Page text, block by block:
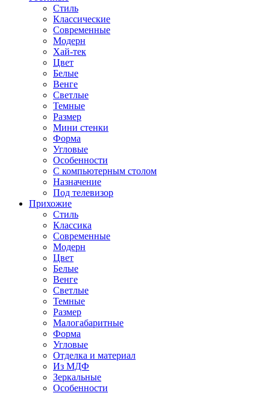
Стиль
Классические
Современные
Модерн
Хай-тек
Цвет
Белые
Венге
Светлые
Темные
Размер
Мини стенки
Форма
Угловые
Особенности
С компьютерным столом
Назначение
Под телевизор
Прихожие
Стиль
Классика
Современные
Модерн
Цвет
Белые
Венге
Светлые
Темные
Размер
Малогабаритные
Форма
Угловые
Отделка и материал
Из МДФ
Зеркальные
Особенности